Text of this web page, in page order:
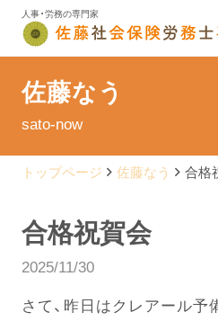
人事・労務の専門家
よくある
佐藤なう
sato-now
トップページ 佐藤なう 合格
合格祝賀会
2025/11/30
さて、昨日はクレアール予